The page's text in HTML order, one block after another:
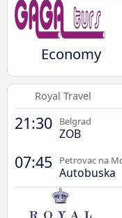
Economy
Royal Travel
21:30 Belgrad
ZOB
07:45 Petrovac na
Autobuska